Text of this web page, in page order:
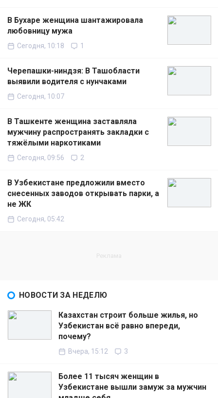
В Бухаре женщина шантажировала
любовницу мужа
Сегодня, 10:18 1
Черепашки-ниндзя: В Ташобласти
выявили водителя с нунчаками
Сегодня, 10:07
В Ташкенте женщина заставляла
мужчину распространять закладки с
тяжёлыми наркотиками
Сегодня, 09:56 2
В Узбекистане предложили вместо
снесенных заводов открывать парки, а
не ЖК
Сегодня, 05:42
НОВОСТИ ЗА НЕДЕЛЮ
Казахстан строит больше жилья, но
Узбекистан всё равно впереди,
почему?
Вчера, 15:12 3
Более 11 тысяч женщин в
Узбекистане вышли замуж за мужчин